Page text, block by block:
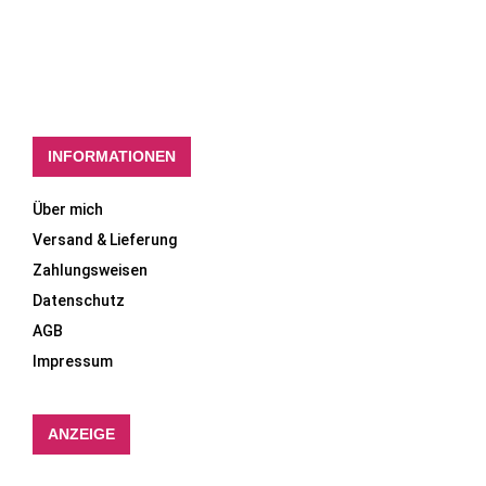
INFORMATIONEN
Über mich
Versand & Lieferung
Zahlungsweisen
Datenschutz
AGB
Impressum
ANZEIGE